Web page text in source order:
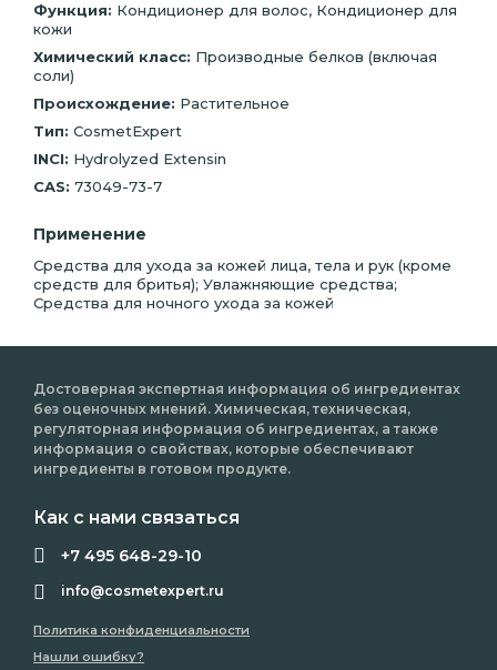
Функция: Кондиционер для волос, Кондиционер для
кожи
Химический класс: Производные белков (включая
соли)
Происхождение: Растительное
Тип: CosmetExpert
INCI: Hydrolyzed Extensin
CAS: 73049-73-7
Применение
Средства для ухода за кожей лица, тела и рук (кроме
средств для бритья); Увлажняющие средства;
Средства для ночного ухода за кожей
Достоверная экспертная информация об ингредиентах
без оценочных мнений. Химическая, техническая,
регуляторная информация об ингредиентах, а также
информация о свойствах, которые обеспечивают
ингредиенты в готовом продукте.
Как с нами связаться
+7 495 648-29-10
info@cosmetexpert.ru
Политика конфиденциальности
Нашли ошибку?